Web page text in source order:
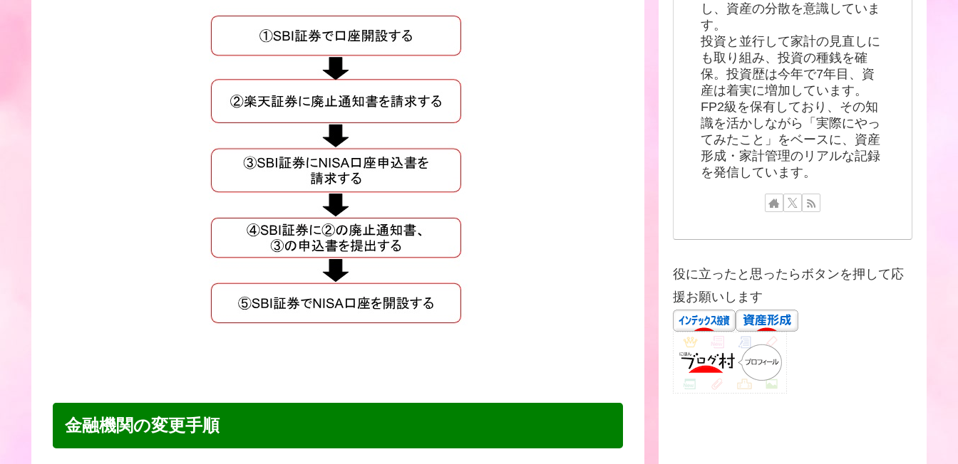
金融機関の変更手順
し、資産の分散を意識していま
す。
投資と並行して家計の見直しに
も取り組み、投資の種銭を確
保。投資歴は今年で7年目、資
産は着実に増加しています。
FP2級を保有しており、その知
識を活かしながら「実際にやっ
てみたこと」をベースに、資産
形成・家計管理のリアルな記録
を発信しています。
役に立ったと思ったらボタンを押して応
援お願いします